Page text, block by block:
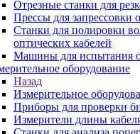
Отрезные станки для
Прессы для запрессовки
Станки для полировки
оптических кабелей
Машины для испытания
оборудование
Назад
Измерительное
Приборы для проверки
Измерители длины